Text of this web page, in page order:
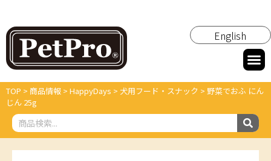
English
TOP > 商品情報 > HappyDays > 犬用フード・スナック > 野菜でおふ にん
じん 25g